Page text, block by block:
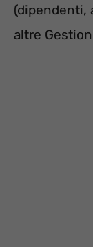
(dipendenti,
altre